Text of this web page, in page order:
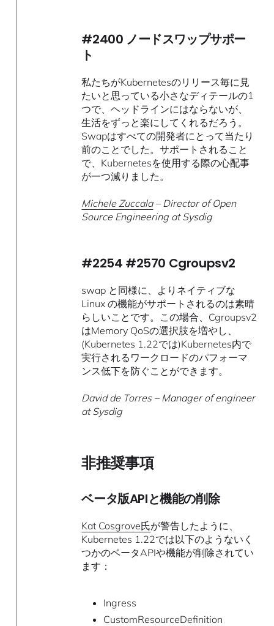
#2400 ノードスワップサポー
ト
私たちがKubernetesのリリース毎に見
たいと思っている小さなディテールの1
つで、ヘッドラインにはならないが、
生活をずっと楽にしてくれるだろう。
Swapはすべての開発者にとって当たり
前のことでした。サポートされること
で、Kubernetesを使用する際の心配事
が一つ減りました。
Michele Zuccala– Director of Open
Source Engineering at Sysdig
#2254 #2570 Cgroupsv2
swap と同様に、よりネイティブな
Linux の機能がサポートされるのは素晴
らしいことです。この場合、Cgroupsv2
はMemory QoSの選択肢を増やし、
(Kubernetes 1.22では)Kubernetes内で
実行されるワークロードのパフォーマ
ンス低下を防ぐことができます。
David de Torres – Manager of engineer
at Sysdig
非推奨事項
ベータ版APIと機能の削除
Kat Cosgrove氏が警告したように、
Kubernetes 1.22では以下のようないく
つかのベータAPIや機能が削除されてい
ます：
Ingress
CustomResourceDefinition